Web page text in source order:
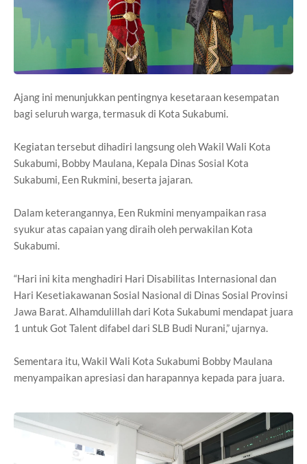
Ajang ini menunjukkan pentingnya kesetaraan kesempatan
bagi seluruh warga, termasuk di Kota Sukabumi.
Kegiatan tersebut dihadiri langsung oleh Wakil Wali Kota
Sukabumi, Bobby Maulana, Kepala Dinas Sosial Kota
Sukabumi, Een Rukmini, beserta jajaran.
Dalam keterangannya, Een Rukmini menyampaikan rasa
syukur atas capaian yang diraih oleh perwakilan Kota
Sukabumi.
“Hari ini kita menghadiri Hari Disabilitas Internasional dan
Hari Kesetiakawanan Sosial Nasional di Dinas Sosial Provinsi
Jawa Barat. Alhamdulillah dari Kota Sukabumi mendapat juara
1 untuk Got Talent difabel dari SLB Budi Nurani,” ujarnya.
Sementara itu, Wakil Wali Kota Sukabumi Bobby Maulana
menyampaikan apresiasi dan harapannya kepada para juara.